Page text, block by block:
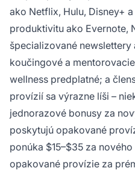
ako Netflix, Hulu, Disney+
produktivitu ako Evernote,
špecializované newslettery
koučingové a
wellness predplatné; a
provízií sa výrazne líši –
jednorazové bonusy za
poskytujú opakované
ponúka $15–$35 za
opakované provízie za